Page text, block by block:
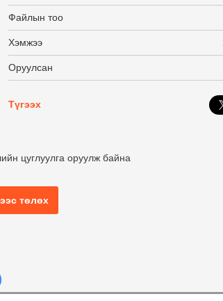
Файлын тоо
Хэмжээ
Оруулсан
Түгээх
цуглуулга оруулж байна
төлөх